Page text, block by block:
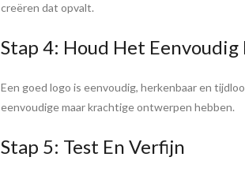
creëren dat opvalt.
Stap 4: Houd Het
Een goed logo is eenvoudig, herkenbaar en
eenvoudige maar krachtige ontwerpen hebben.
Stap 5: Test En Verfijn